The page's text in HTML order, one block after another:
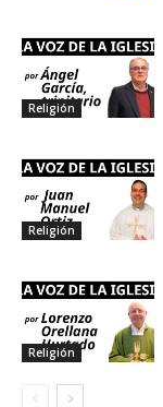
Religión
Religión
Religión